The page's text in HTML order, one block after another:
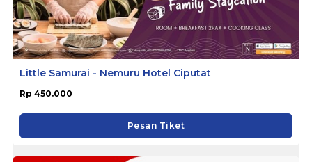
Little Samurai - Nemuru Hotel Ciputat
Rp 450.000
Pesan Tiket